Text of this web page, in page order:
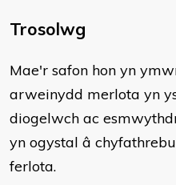
Trosolwg
Mae'r safon hon yn
arweinydd merlota yn
diogelwch ac
yn ogystal â
ferlota.